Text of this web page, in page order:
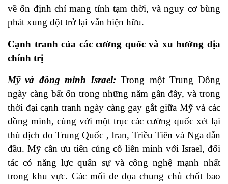
về ổn định chỉ mang tính tạm thời, và nguy cơ bùng
phát xung đột trở lại vẫn hiện hữu.
Cạnh tranh của các cường quốc và xu hướng địa
chính trị
Mỹ và đồng minh Israel: Trong một Trung Đông
ngày càng bất ổn trong những năm gần đây, và trong
thời đại cạnh tranh ngày càng gay gắt giữa Mỹ và các
đồng minh, cùng với một trục các cường quốc xét lại
thù địch do Trung Quốc , Iran, Triều Tiên và Nga dẫn
đầu. Mỹ cần ưu tiên củng cố liên minh với Israel, đối
tác có năng lực quân sự và công nghệ mạnh nhất
trong khu vực. Các mối đe dọa chung chủ chốt bao